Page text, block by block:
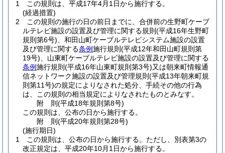
1
この規則は、平成17年4月1日から施行する。
(経過措置)
2
この規則の施行の日の前日までに、合併前の生野町ケーブ
ルテレビ施設の設置及び管理に関する規則 (平成16年生野町
規則第6号) 、和田山町ケーブルテレビシステム施設の設置
及び管理に関する条例施行規則 (平成12年和田山町規則第
19号) 、山東町ケーブルテレビ施設の設置及び管理に関する
条例施行規則 (平成16年山東町規則第3号)又は朝来町情報通
信ネットワーク施設の設置及び管理規則 (平成13年朝来町規
則第11号)の規定によりなされた処分、手続その他の行為
は、この規則の相当規定によりなされたものとみなす。
附 則(平成18年規則第8号)
この規則は、公布の日から施行する。
附 則(平成20年規則第28号)
(施行期日)
1
この規則は、公布の日から施行する。 ただし、別表第3の
改正規定は、平成20年10月1日から施行する。